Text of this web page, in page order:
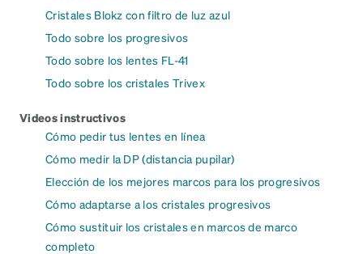
Cristales Blokz con filtro de luz azul
Todo sobre los progresivos
Todo sobre los lentes FL-41
Todo sobre los cristales Trivex
Videos instructivos
Cómo pedir tus lentes en línea
Cómo medir la DP (distancia pupilar)
Elección de los mejores marcos para los progresivos
Cómo adaptarse a los cristales progresivos
Cómo sustituir los cristales en marcos de marco
completo